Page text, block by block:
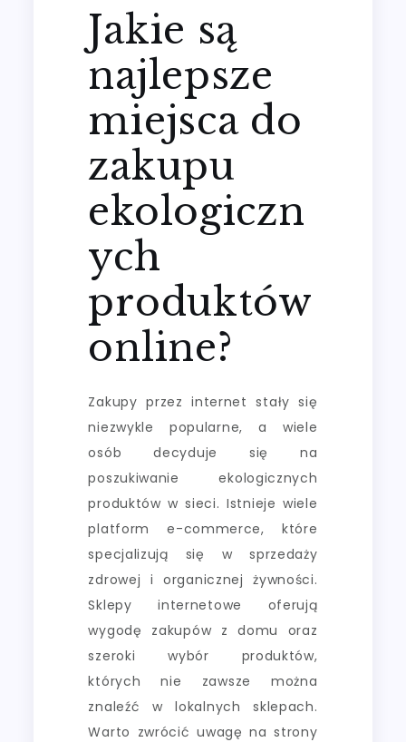
Jakie są
najlepsze
miejsca do
zakupu
ekologiczn
ych
produktów
online?
Zakupy przez internet stały się
niezwykle popularne, a wiele
osób decyduje się na
poszukiwanie ekologicznych
produktów w sieci. Istnieje wiele
platform e-commerce, które
specjalizują się w sprzedaży
zdrowej i organicznej żywności.
Sklepy internetowe oferują
wygodę zakupów z domu oraz
szeroki wybór produktów,
których nie zawsze można
znaleźć w lokalnych sklepach.
Warto zwrócić uwagę na strony